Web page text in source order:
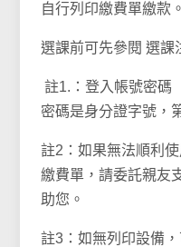
自行列印繳費單繳款。
選課前可先參閱 選課
註1.：登入帳號密碼
密碼是身分證字號，
註2：如果無法順利
繳費單，請委託親友
助您。
註3：如無列印設備